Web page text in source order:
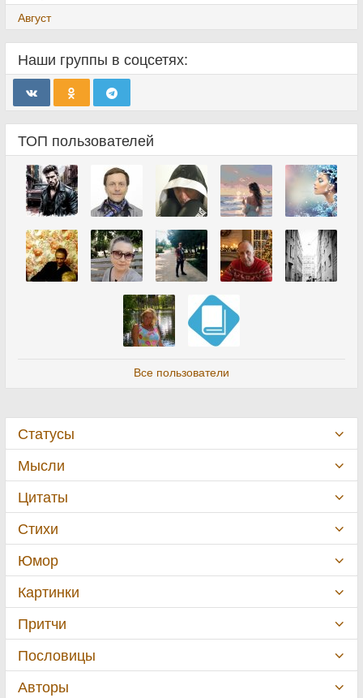
Август
Наши группы в соцсетях:
ТОП пользователей
Все пользователи
Статусы
Мысли
Цитаты
Стихи
Юмор
Картинки
Притчи
Пословицы
Авторы